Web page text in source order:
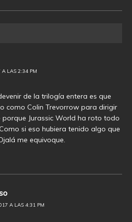
LAS 2:34 PM
de la trilogía entera es que
como Colin Trevorrow para dirigir
porque Jurassic World ha roto todo
si eso hubiera tenido algo que
me equivoque.
A LAS 4:31 PM